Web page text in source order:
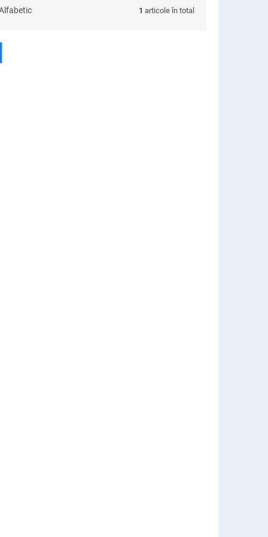
1 articole în total